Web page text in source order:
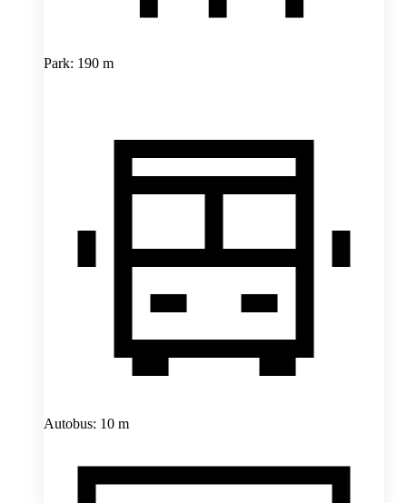
Park: 190 m
Autobus: 10 m